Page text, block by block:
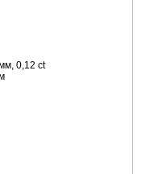
0,12 ct